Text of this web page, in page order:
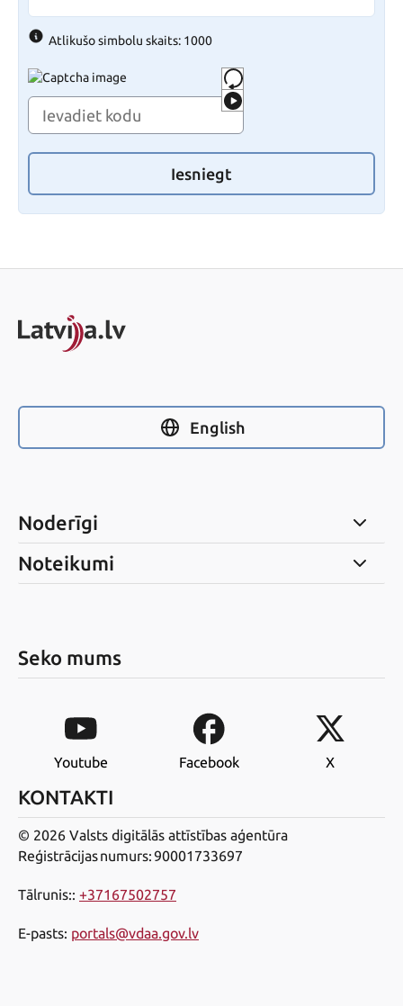
Atlikušo simbolu skaits: 1000
Iesniegt
English
Noderīgi
Noteikumi
Seko mums
Youtube Facebook X
KONTAKTI
© 2026 Valsts digitālās attīstības aģentūra
Reģistrācijas numurs: 90001733697
Tālrunis:: +37167502757
E-pasts: portals@vdaa.gov.lv